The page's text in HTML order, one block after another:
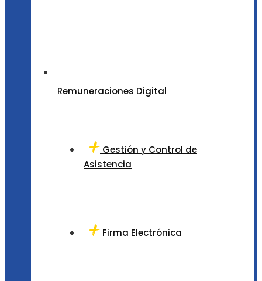
Remuneraciones Digital
Gestión y Control de
Asistencia
Firma Electrónica